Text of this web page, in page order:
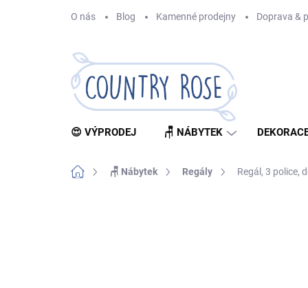
O nás Blog Kamenné prodejny Doprava &
😍 VÝPRODEJ 🪑 NÁBYTEK
Domů 🪑 Nábytek Regály Regál, 3 police,